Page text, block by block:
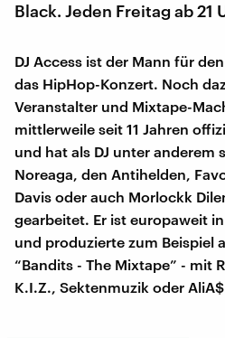
Black. Jeden Freitag ab 21
DJ Access ist der Mann für
das HipHop-Konzert. Noch
Veranstalter und Mixtape-
mittlerweile seit 11 Jahren
und hat als DJ unter anderem
Noreaga, den Antihelden,
Davis oder auch Morlockk
gearbeitet. Er ist europaweit
und produzierte zum Beispiel
“Bandits - The Mixtape” - mit
K.I.Z., Sektenmuzik oder